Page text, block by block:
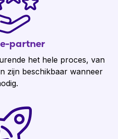
partner
het hele proces, van
zijn beschikbaar wanneer